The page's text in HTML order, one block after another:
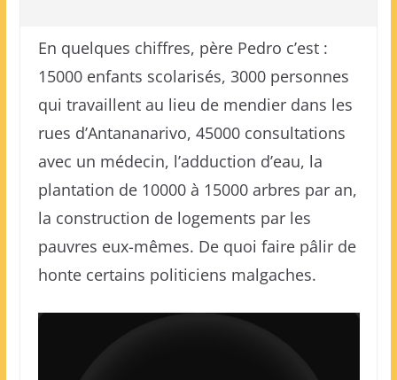
En quelques chiffres, père Pedro c’est :
15000 enfants scolarisés, 3000 personnes
qui travaillent au lieu de mendier dans les
rues d’Antananarivo, 45000 consultations
avec un médecin, l’adduction d’eau, la
plantation de 10000 à 15000 arbres par an,
la construction de logements par les
pauvres eux-mêmes. De quoi faire pâlir de
honte certains politiciens malgaches.